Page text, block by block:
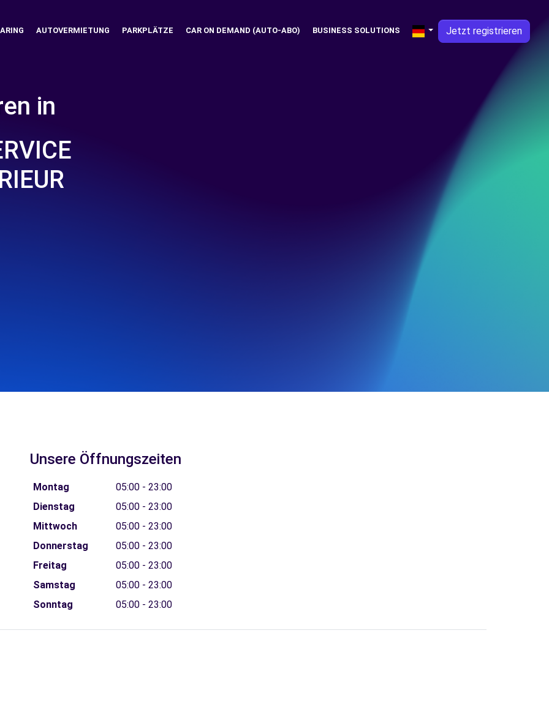
AUTOVERMIETUNG PARKPLÄTZE CAR ON DEMAND (AUTO-ABO) BUSINESS SOLUTIONS Jetzt registrieren
in
Unsere Öffnungszeiten
Montag
05:00 - 23:00
Dienstag
05:00 - 23:00
Mittwoch
05:00 - 23:00
Donnerstag
05:00 - 23:00
Freitag
05:00 - 23:00
Samstag
05:00 - 23:00
Sonntag
05:00 - 23:00